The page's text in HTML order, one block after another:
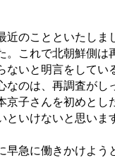
のことといたしま
。これで北朝鮮側は
ないと明言をして
なのは、再調査が
京子さんを初めと
いけないと思いま
急に働きかけよう